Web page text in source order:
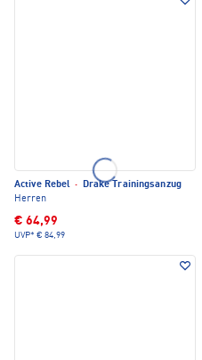
Active Rebel ·
Drake Trainingsanzug
Herren
€ 64,99
UVP* € 84,99